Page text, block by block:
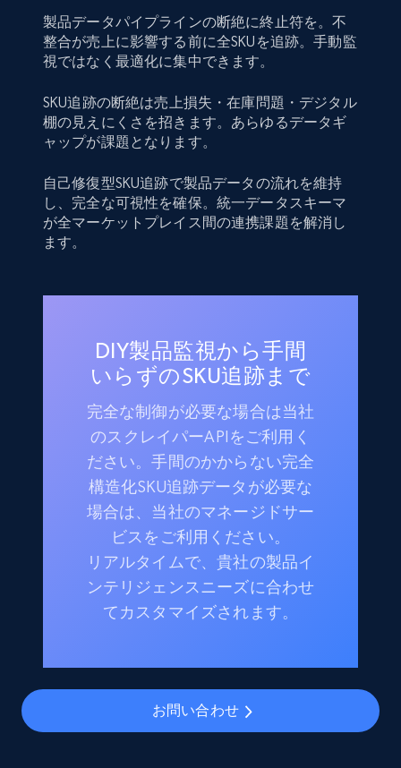
製品データパイプラインの断絶に終止符を。不
整合が売上に影響する前に全SKUを追跡。手動監
視ではなく最適化に集中できます。
SKU追跡の断絶は売上損失・在庫問題・デジタル
棚の見えにくさを招きます。あらゆるデータギ
ャップが課題となります。
自己修復型SKU追跡で製品データの流れを維持
し、完全な可視性を確保。統一データスキーマ
が全マーケットプレイス間の連携課題を解消し
ます。
DIY製品監視から手間
いらずのSKU追跡まで
完全な制御が必要な場合は当社
のスクレイパーAPIをご利用く
ださい。手間のかからない完全
構造化SKU追跡データが必要な
場合は、当社のマネージドサー
ビスをご利用ください。
リアルタイムで、貴社の製品イ
ンテリジェンスニーズに合わせ
てカスタマイズされます。
お問い合わせ